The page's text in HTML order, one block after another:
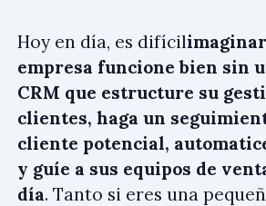
Hoy en día, es difícil
empresa funcione bien sin
CRM que estructure su
clientes, haga un
cliente potencial,
y guíe a sus equipos de
día. Tanto si eres una